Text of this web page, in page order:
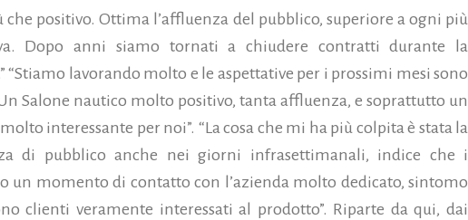
che positivo. Ottima l’affluenza del pubblico, superiore a ogni più
Dopo anni siamo tornati a chiudere contratti durante la
“Stiamo lavorando molto e le aspettative per i prossimi mesi sono
Salone nautico molto positivo, tanta affluenza, e soprattutto un
interessante per noi”. “La cosa che mi ha più colpita è stata la
di pubblico anche nei giorni infrasettimanali, indice che i
un momento di contatto con l’azienda molto dedicato, sintomo
clienti veramente interessati al prodotto”. Riparte da qui, dai